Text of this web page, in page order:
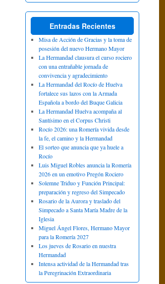
Entradas Recientes
Misa de Acción de Gracias y la toma de
posesión del nuevo Hermano Mayor
La Hermandad clausura el curso rociero
con una entrañable jornada de
convivencia y agradecimiento
La Hermandad del Rocío de Huelva
fortalece sus lazos con la Armada
Española a bordo del Buque Galicia
La Hermandad Huelva acompaña al
Santísimo en el Corpus Christi
Rocío 2026: una Romería vivida desde
la fe, el camino y la Hermandad
El sorteo que anuncia que ya huele a
Rocío
Luis Miguel Robles anuncia la Romería
2026 en un emotivo Pregón Rociero
Solemne Triduo y Función Principal:
preparación y regreso del Simpecado
Rosario de la Aurora y traslado del
Simpecado a Santa María Madre de la
Iglesia
Miguel Ángel Flores, Hermano Mayor
para la Romería 2027
Los jueves de Rosario en nuestra
Hermandad
Intensa actividad de la Hermandad tras
la Peregrinación Extraordinaria